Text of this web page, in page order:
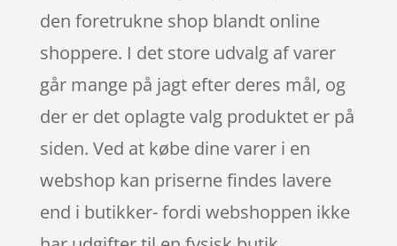
den foretrukne shop blandt online
shoppere. I det store udvalg af varer
går mange på jagt efter deres mål, og
der er det oplagte valg produktet er på
siden. Ved at købe dine varer i en
webshop kan priserne findes lavere
end i butikker- fordi webshoppen ikke